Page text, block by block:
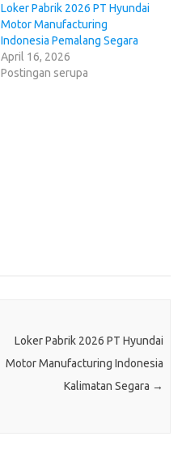
Loker Pabrik 2026 PT Hyundai
Motor Manufacturing
Indonesia Pemalang Segara
April 16, 2026
Postingan serupa
Loker Pabrik 2026 PT Hyundai
Motor Manufacturing Indonesia
Kalimatan Segara →